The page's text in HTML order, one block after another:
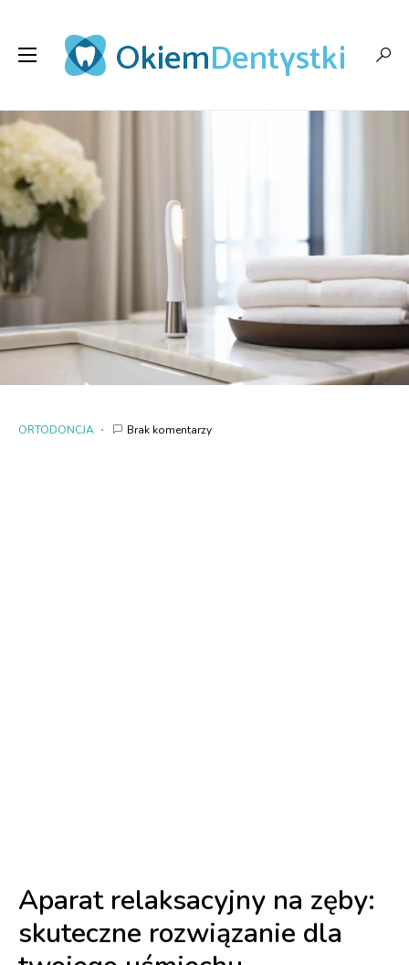
ORTODONCJA Brak komentarzy
Aparat relaksacyjny na zęby:
skuteczne rozwiązanie dla